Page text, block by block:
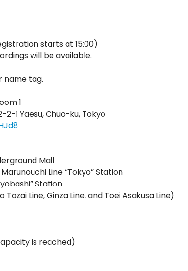
starts at 15:00)
will be available.
name tag.
1
2-1 Yaesu, Chuo-ku, Tokyo
Mall
Line “Tokyo” Station
Station
Line, Ginza Line, and Toei Asakusa Line)
is reached)